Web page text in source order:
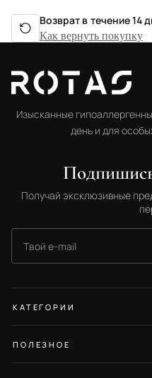
Возврат в течение 14
Как вернуть покупку
Изысканные
день и для
Получай эксклюзивные
КАТЕГОРИИ
ПОЛЕЗНОЕ